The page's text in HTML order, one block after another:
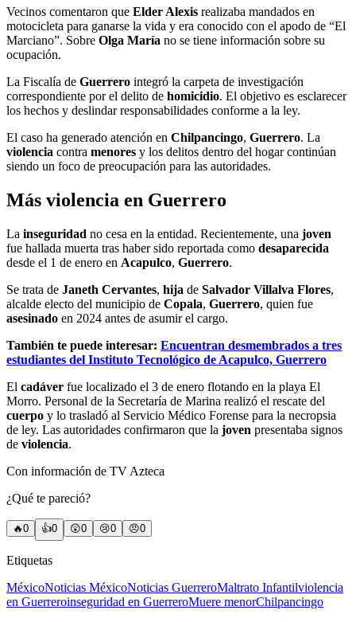
Vecinos comentaron que Elder Alexis realizaba mandados en
motocicleta para ganarse la vida y era conocido con el apodo de “El
Marciano”. Sobre Olga María no se tiene información sobre su
ocupación.
La Fiscalía de Guerrero integró la carpeta de investigación
correspondiente por el delito de homicidio. El objetivo es esclarecer
los hechos y deslindar responsabilidades conforme a la ley.
El caso ha generado atención en Chilpancingo, Guerrero. La
violencia contra menores y los delitos dentro del hogar continúan
siendo un foco de preocupación para las autoridades.
Más violencia en Guerrero
La inseguridad no cesa en la entidad. Recientemente, una joven
fue hallada muerta tras haber sido reportada como desaparecida
desde el 1 de enero en Acapulco, Guerrero.
Se trata de Janeth Cervantes, hija de Salvador Villalva Flores,
alcalde electo del municipio de Copala, Guerrero, quien fue
asesinado en 2024 antes de asumir el cargo.
También te puede interesar: Encuentran desmembrados a tres
estudiantes del Instituto Tecnológico de Acapulco, Guerrero
El cadáver fue localizado el 3 de enero flotando en la playa El
Morro. Personal de la Secretaría de Marina realizó el rescate del
cuerpo y lo trasladó al Servicio Médico Forense para la necropsia
de ley. Las autoridades confirmaron que la joven presentaba signos
de violencia.
Con información de TV Azteca
¿Qué te pareció?
🔥0 👍0 😲0 😢0 😠0
Etiquetas
MéxicoNoticias MéxicoNoticias GuerreroMaltrato Infantilviolencia
en Guerreroinseguridad en GuerreroMuere menorChilpancingo